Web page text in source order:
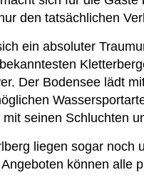
den tatsächlichen
ein absoluter
Der Bodensee lädt
seinen Schluchten
liegen sogar noch
können alle